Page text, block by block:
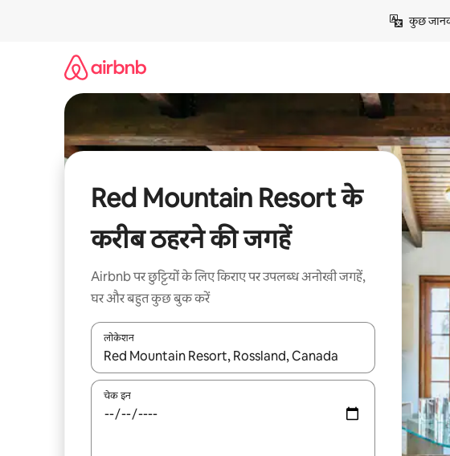
कुछ
Red Mountain Resort के
करीब ठहरने की जगहें
Airbnb पर छुट्टियों के लिए किराए पर उपलब्ध अनोखी जगहें,
घर और बहुत कुछ बुक करें
लोकेशन
नतीजों के उपलब्ध होने पर, अप और डाउन 'ऐरो की' का इस्तेमाल करके नेविगेट करें
चेक इन